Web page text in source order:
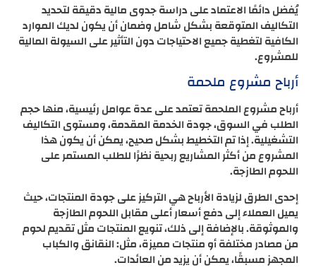
يُفضل دائمًا الاعتماد على دراسة جدوى مالية دقيقة لتحديد
التكاليف المتوقعة بشكل شامل وضمان أن يكون لديك الموارد
الكافية لتغطية جميع الاحتياجات دون التأثير على السيولة المالية
للمشروع.
أرباح مشروع ملحمة
أرباح مشروع الملحمة تعتمد على عدة عوامل رئيسية، منها حجم
الطلب في السوق، جودة الخدمة المقدمة، ومستوى التكاليف
التشغيلية. إذا تم التخطيط بشكل صحيح، يمكن أن يكون هذا
المشروع من أكثر المشاريع ربحية نظرًا للطلب المستمر على
اللحوم الطازجة.
إحدى الطرق لزيادة الأرباح هي التركيز على جودة المنتجات، حيث
يميل العملاء إلى دفع أسعار أعلى مقابل اللحوم الطازجة
والموثوقة. بالإضافة إلى ذلك، تنويع المنتجات مثل تقديم لحوم
من مصادر مختلفة أو منتجات مميزة، مثل: النقانق والكباب
المجهز مسبقًا، يمكن أن يزيد من العائدات.